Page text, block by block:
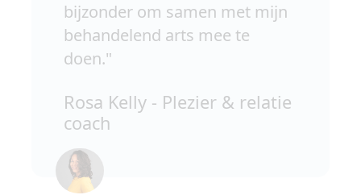
bijzonder om samen met mijn
behandelend arts mee te
doen."
Rosa Kelly - Plezier & relatie
coach